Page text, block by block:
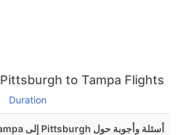
Pittsburgh to Tampa Flights
Duration
أسئلة وأجوبة حول Pittsburgh إلى Tampa الرحلات الجوية